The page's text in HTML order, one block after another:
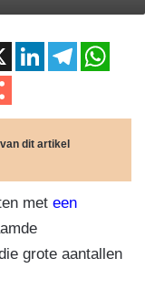
X
Li
k
e
dI
n
T
e
a
at
A
el
e
n
dit artikel
met een
grote aantallen